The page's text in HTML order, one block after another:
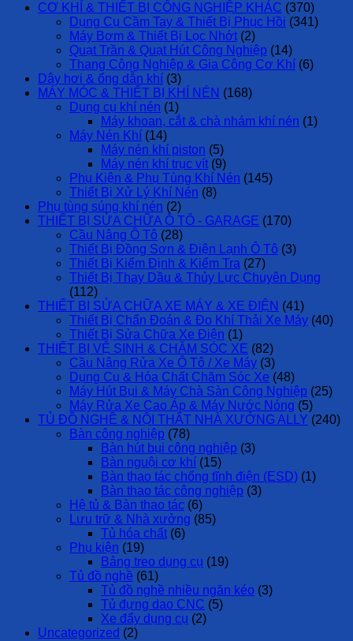
CƠ KHÍ & THIẾT BỊ CÔNG NGHIỆP KHÁC (370)
Dụng Cụ Cầm Tay & Thiết Bị Phục Hồi (341)
Máy Bơm & Thiết Bị Lọc Nhớt (2)
Quạt Trần & Quạt Hút Công Nghiệp (14)
Thang Công Nghiệp & Gia Công Cơ Khí (6)
Dây hơi & ống dẫn khí (3)
MÁY MÓC & THIẾT BỊ KHÍ NÉN (168)
Dụng cụ khí nén (1)
Máy khoan, cắt & chà nhám khí nén (1)
Máy Nén Khí (14)
Máy nén khí piston (5)
Máy nén khí trục vít (9)
Phụ Kiện & Phụ Tùng Khí Nén (145)
Thiết Bị Xử Lý Khí Nén (8)
Phụ tùng súng khí nén (2)
THIẾT BỊ SỬA CHỮA Ô TÔ - GARAGE (170)
Cầu Nâng Ô Tô (28)
Thiết Bị Đồng Sơn & Điện Lạnh Ô Tô (3)
Thiết Bị Kiểm Định & Kiểm Tra (27)
Thiết Bị Thay Dầu & Thủy Lực Chuyên Dụng
(112)
THIẾT BỊ SỬA CHỮA XE MÁY & XE ĐIỆN (41)
Thiết Bị Chẩn Đoán & Đo Khí Thải Xe Máy (40)
Thiết Bị Sửa Chữa Xe Điện (1)
THIẾT BỊ VỆ SINH & CHĂM SÓC XE (82)
Cầu Nâng Rửa Xe Ô Tô / Xe Máy (3)
Dụng Cụ & Hóa Chất Chăm Sóc Xe (48)
Máy Hút Bụi & Máy Chà Sàn Công Nghiệp (25)
Máy Rửa Xe Cao Áp & Máy Nước Nóng (5)
TỦ ĐỒ NGHỀ & NỘI THẤT NHÀ XƯỞNG ALLY (240)
Bàn công nghiệp (78)
Bàn hút bụi công nghiệp (3)
Bàn nguội cơ khí (15)
Bàn thao tác chống tĩnh điện (ESD) (1)
Bàn thao tác công nghiệp (3)
Hệ tủ & Bàn thao tác (6)
Lưu trữ & Nhà xưởng (85)
Tủ hóa chất (6)
Phụ kiện (19)
Bảng treo dụng cụ (19)
Tủ đồ nghề (61)
Tủ đồ nghề nhiều ngăn kéo (3)
Tủ đựng dao CNC (5)
Xe đẩy dụng cụ (2)
Uncategorized (2)